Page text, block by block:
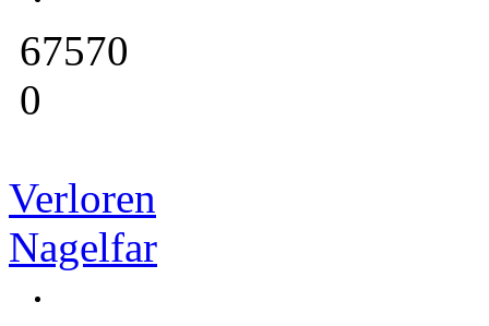
67570
0
Verloren
Nagelfar